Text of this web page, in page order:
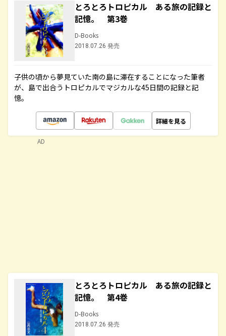
とろとろトロピカル ある旅の記録と
記憶。 第3巻
D-Books
2018.07.26 発売
子供の頃から夢見ていた南の島に滞在することになった筆者
が、島で出合うトロピカルでマジカルな45日間の記録と記
憶。
詳細を見る
とろとろトロピカル ある旅の記録と
記憶。 第4巻
D-Books
2018.07.26 発売
AD